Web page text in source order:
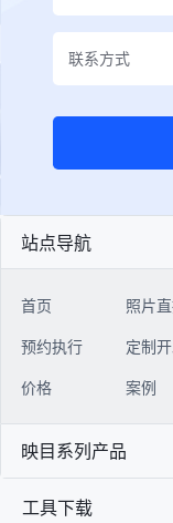
站点导航
首页
预约执行
价格
照片
定制
案例
映目系列产品
工具下载